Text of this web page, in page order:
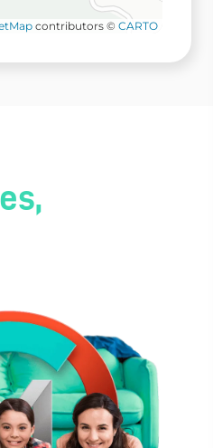
contributors © CARTO